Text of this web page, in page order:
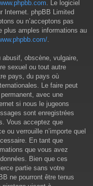
. Le logiciel
Internet. phpBB Limited
ou n’acceptons pas
plus amples informations au
obscène, vulgaire,
sexuel ou tout autre
pays, du pays où
Le faire peut
avec une
si nous le jugeons
sont enregistrées
Vous acceptez que
ou verrouille n’importe quel
En tant que
que vous avez
Bien que ces
partie sans votre
ne pourront être tenus